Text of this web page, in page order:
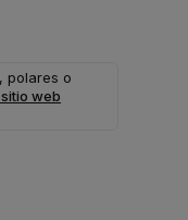
polares o
web